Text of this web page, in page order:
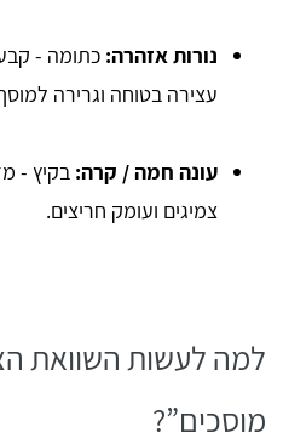
נורות אזהרה: כתומה -
עצירה בטוחה וגרירה
עונה חמה / קרה: בקיץ -
צמיגים ועומק חריצים.
למה לעשות השוואת
מוסכים”?